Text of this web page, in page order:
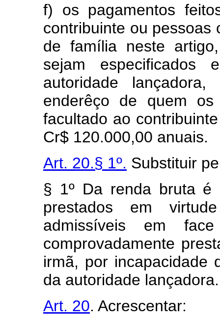
f) os pagamentos
contribuinte ou pessoas
de família neste
sejam
autoridade
enderêço de quem
facultado ao
Cr$ 120.000,00 anuais.
Art. 20.§ 1º. Substituir
§ 1º Da renda bruta é
prestados em
admissíveis em
comprovadamente
irmã, por incapacidade
da autoridade lançadora.
Art. 20. Acrescentar: